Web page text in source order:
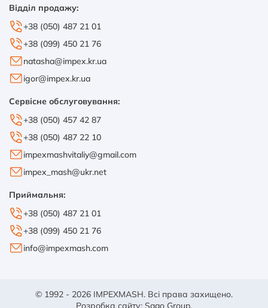
Відділ продажу:
+38 (050) 487 21 01
+38 (099) 450 21 76
natasha@impex.kr.ua
igor@impex.kr.ua
Сервісне обслуговування:
+38 (050) 457 42 87
+38 (050) 487 22 10
impexmashvitaliy@gmail.com
impex_mash@ukr.net
Приймальня:
+38 (050) 487 21 01
+38 (099) 450 21 76
info@impexmash.com
© 1992 - 2026 IMPEXMASH. Всі права захищено.
Розробка сайту: Sago Group.